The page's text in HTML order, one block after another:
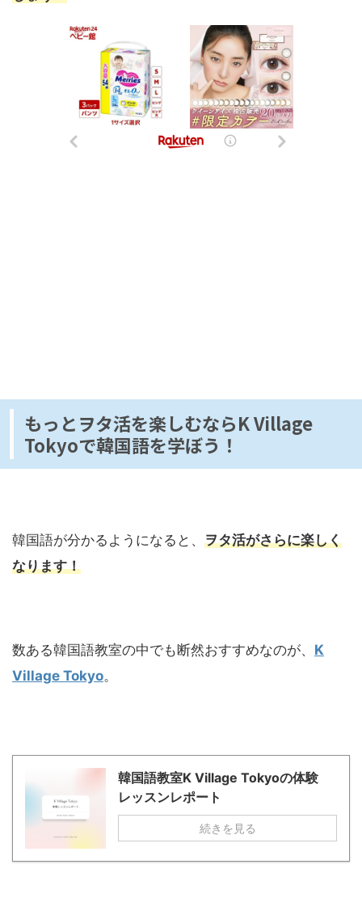
もっとヲタ活を楽しむならK Village
Tokyoで韓国語を学ぼう！
韓国語が分かるようになると、 ヲタ活がさらに楽しく
なります！
数ある韓国語教室の中でも断然おすすめなのが、 K
Village Tokyo。
韓国語教室K Village Tokyoの体験
レッスンレポート
続きを見る